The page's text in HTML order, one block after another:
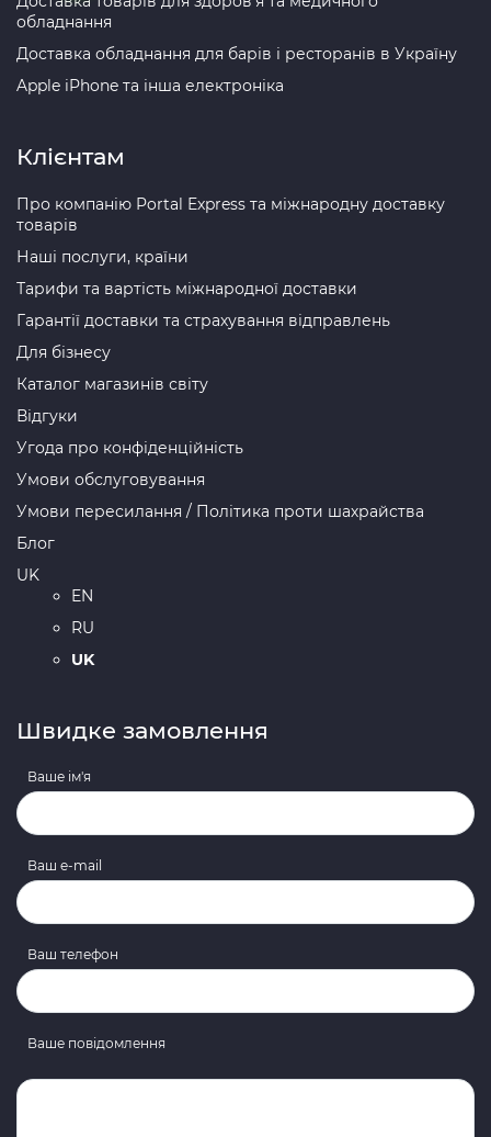
обладнання
Доставка обладнання для барів і ресторанів в Україну
Apple iPhone та інша електроніка
Клієнтам
Про компанію Portal Express та міжнародну доставку
товарів
Наші послуги, країни
Тарифи та вартість міжнародної доставки
Гарантії доставки та страхування відправлень
Для бізнесу
Каталог магазинів світу
Відгуки
Угода про конфіденційність
Умови обслуговування
Умови пересилання / Політика проти шахрайства
Блог
UK
EN
RU
UK
Швидке замовлення
Ваше ім'я
Ваш e-mail
Ваш телефон
Ваше повідомлення